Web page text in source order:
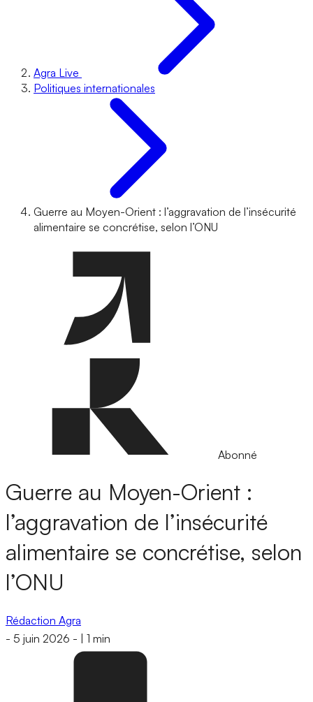
Agra Live
Politiques internationales
Guerre au Moyen-Orient : l’aggravation de l’insécurité
alimentaire se concrétise, selon l’ONU
Abonné
Guerre au Moyen-Orient :
l’aggravation de l’insécurité
alimentaire se concrétise, selon
l’ONU
Rédaction Agra
- 5 juin 2026 - 1 min